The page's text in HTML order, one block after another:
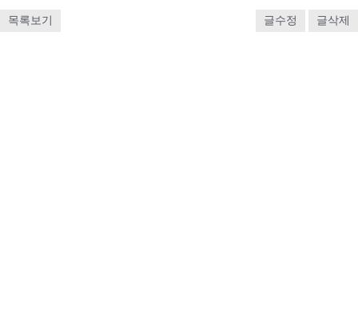
목록보기 글수정 글삭제